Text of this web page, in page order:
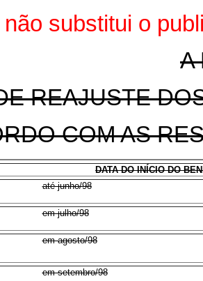
substitui o
A
REAJUSTE
COM AS
DATA DO INÍCIO DO
até junho/98
em julho/98
em agosto/98
em setembro/98